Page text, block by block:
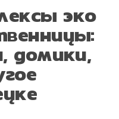
эко
домики,